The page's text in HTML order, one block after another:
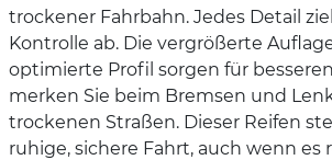
trockener Fahrbahn. Jedes Detail
Kontrolle ab. Die vergrößerte
optimierte Profil sorgen für
merken Sie beim Bremsen und
trockenen Straßen. Dieser Reifen
ruhige, sichere Fahrt, auch wenn es